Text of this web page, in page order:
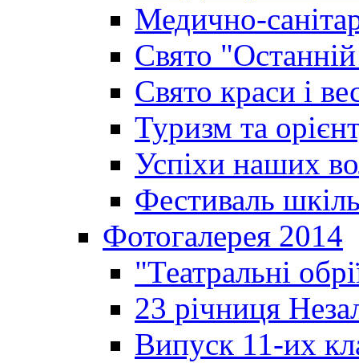
Медично-
Свято
Свято краси і
Туризм та
Успіхи наших
Фестиваль
Фотогалерея 2014
"Театральні
23 річниця
Випуск 11-их